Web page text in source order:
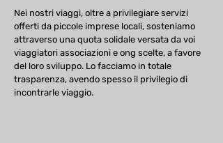
Nei nostri viaggi, oltre a privilegiare servizi
offerti da piccole imprese locali, sosteniamo
attraverso una quota solidale versata da voi
viaggiatori associazioni e ong scelte, a favore
del loro sviluppo. Lo facciamo in totale
trasparenza, avendo spesso il privilegio di
incontrarle viaggio.